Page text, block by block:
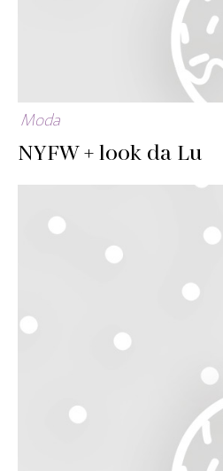
Moda
NYFW + look da Lu